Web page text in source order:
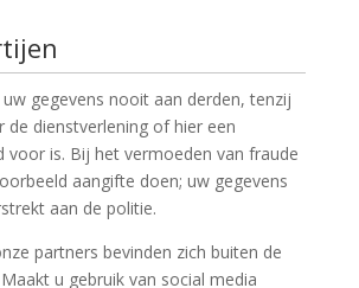
gegevens nooit aan derden, tenzij
de dienstverlening of hier een
voor is. Bij het vermoeden van fraude
aangifte doen; uw gegevens
aan de politie.
partners bevinden zich buiten de
u gebruik van social media